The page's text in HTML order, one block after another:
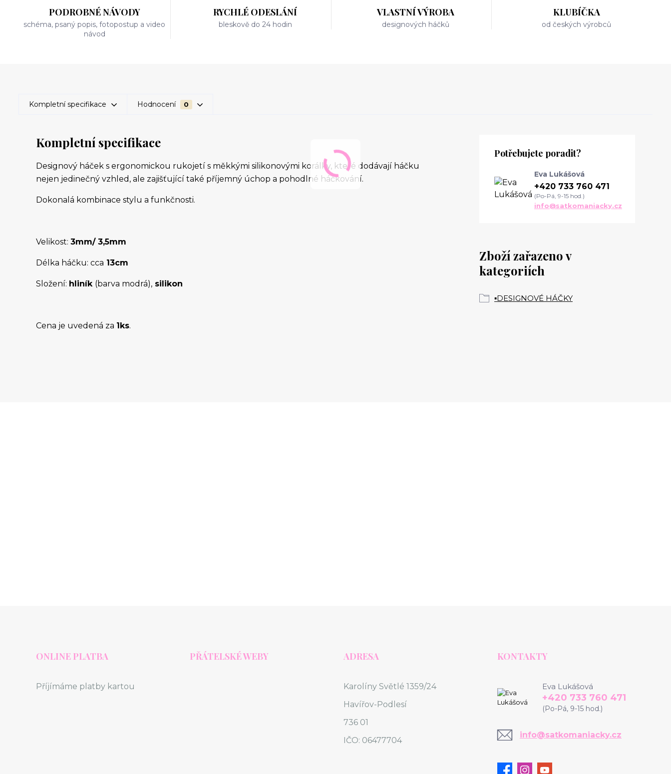
PODROBNÉ NÁVODY
schéma, psaný popis, fotopostup a video
návod
RYCHLÉ ODESLÁNÍ
bleskově do 24 hodin
VLASTNÍ VÝROBA
designových háčků
KLUBÍČKA
od českých výrobců
Kompletní specifikace Hodnocení 0
Kompletní specifikace
Designový háček s ergonomickou rukojetí s měkkými silikonovými korálky, které dodávají háčku
nejen jedinečný vzhled, ale zajišťující také příjemný úchop a pohodlné háčkování.
Dokonalá kombinace stylu a funkčnosti.
Velikost: 3mm/ 3,5mm
Délka háčku: cca 13cm
Složení: hliník (barva modrá), silikon
Cena je uvedená za 1ks.
Zboží zařazeno v
kategoriích
▪️DESIGNOVÉ HÁČKY
Potřebujete poradit?
Eva Lukášová
+420 733 760 471
(Po-Pá, 9-15 hod.)
info@satkomaniacky.cz
ONLINE PLATBA
Příjímáme platby kartou
PŘÁTELSKÉ WEBY ADRESA
Karolíny Světlé 1359/24
Havířov-Podlesí
736 01
IČO: 06477704
KONTAKTY
Eva Lukášová
+420 733 760 471
(Po-Pá, 9-15 hod.)
info@satkomaniacky.cz